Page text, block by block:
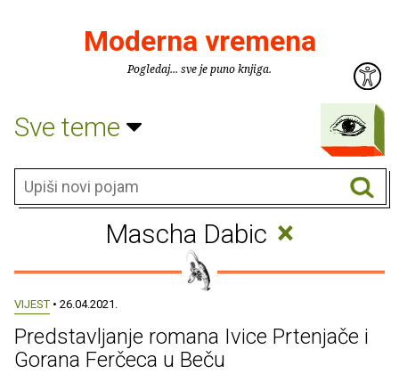
Moderna vremena
Pogledaj... sve je puno knjiga.
Sve teme
Mascha Dabic ×
VIJEST • 26.04.2021.
Predstavljanje romana Ivice Prtenjače i
Gorana Ferčeca u Beču